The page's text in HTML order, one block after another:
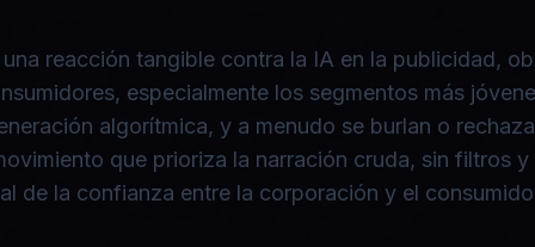
reacción tangible contra la IA en la publicidad,
especialmente los segmentos más
algorítmica, y a menudo se burlan o
que prioriza la narración cruda, sin filtros
de la confianza entre la corporación y el